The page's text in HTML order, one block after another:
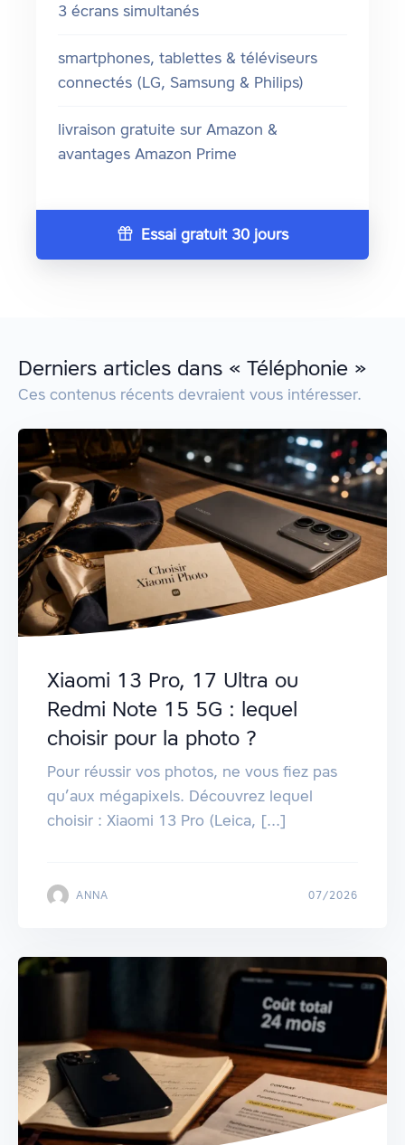
3 écrans simultanés
smartphones, tablettes & téléviseurs
connectés (LG, Samsung & Philips)
livraison gratuite sur Amazon &
avantages Amazon Prime
Essai gratuit 30 jours
Derniers articles dans « Téléphonie »
Ces contenus récents devraient vous intéresser.
Xiaomi 13 Pro, 17 Ultra ou
Redmi Note 15 5G : lequel
choisir pour la photo ?
Pour réussir vos photos, ne vous fiez pas
qu’aux mégapixels. Découvrez lequel
choisir : Xiaomi 13 Pro (Leica, [...]
ANNA 07/2026